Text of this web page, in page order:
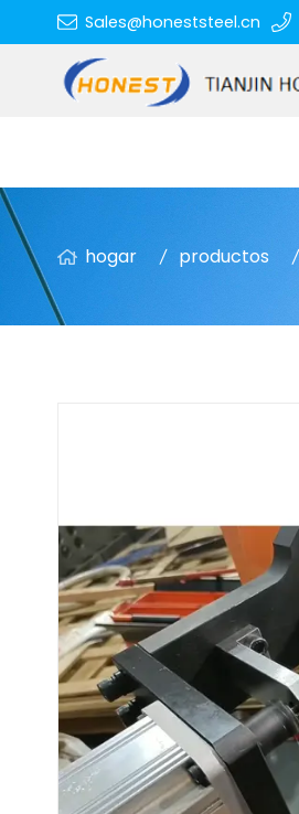
Sales@honeststeel.cn
hogar productos